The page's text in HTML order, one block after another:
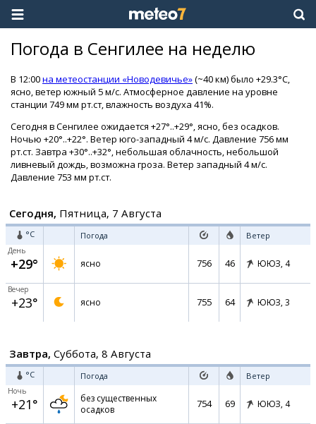
Погода в Сенгилее на неделю
В 12:00на метеостанции «Новодевичье»(~40 км) было +29.3°C,
ясно, ветер южный 5 м/с. Атмосферное давление на уровне
станции 749 мм рт.ст, влажность воздуха 41%.
Сегодня в Сенгилее ожидается +27°..+29°, ясно, без осадков.
Ночью +20°..+22°. Ветер юго-западный 4 м/с. Давление 756 мм
рт.ст. Завтра +30°..+32°, небольшая облачность, небольшой
ливневый дождь, возможна гроза. Ветер западный 4 м/с.
Давление 753 мм рт.ст.
Сегодня, Пятница, 7 Августа
°C Погода Ветер
День
+29° ясно 756 46 ЮЮЗ, 4
Вечер
+23° ясно 755 64 ЮЮЗ, 3
Завтра, Суббота, 8 Августа
°C Погода Ветер
Ночь
+21°
без существенных
осадков
754 69 ЮЮЗ, 4